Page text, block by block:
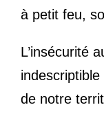
à petit feu,
L’insécurité
de notre